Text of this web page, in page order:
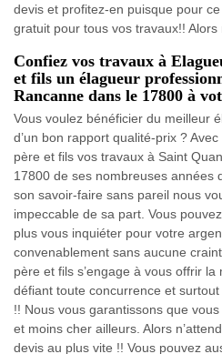
devis et profitez-en puisque pour
gratuit pour tous vos travaux!! Alors
Confiez vos travaux à
et fils un élagueur
Rancanne dans le 17800 à
Vous voulez bénéficier du meilleur
d’un bon rapport qualité-prix ?
père et fils vos travaux à Saint
17800 de ses nombreuses années
son savoir-faire sans pareil nous
impeccable de sa part. Vous
plus vous inquiéter pour votre
convenablement sans aucune
père et fils s’engage à vous offrir
défiant toute concurrence et
!! Nous vous garantissons que
et moins cher ailleurs. Alors
devis au plus vite !! Vous pouvez